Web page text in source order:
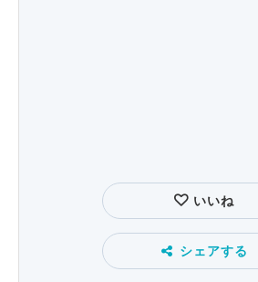
いいね
シェアする